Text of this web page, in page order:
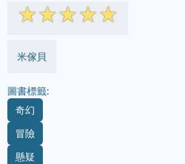
☆☆☆☆☆
米傢貝
圖書標籤:
奇幻
冒險
懸疑